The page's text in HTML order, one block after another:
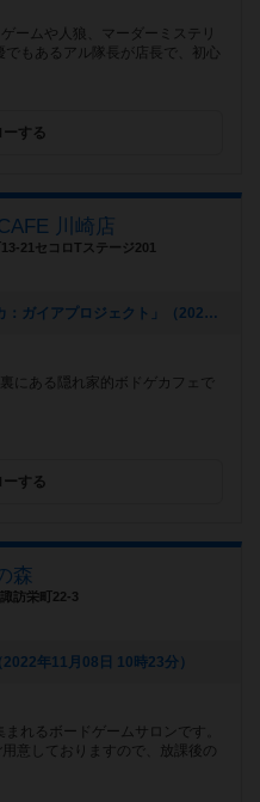
ームや人狼、マーダーミステリ
もあるアル隊長が店長で、初心
ーする
川崎店
21セコロTステージ201
[NEW] 平日重ゲー会「テラミスティカ：ガイアプロジェクト」（2023年01月27日 16時35分）
にある隠れ家的ボドゲカフェで
ーする
森
訪栄町22-3
年11月08日 10時23分）
れるボードゲームサロンです。
意しておりますので、放課後の